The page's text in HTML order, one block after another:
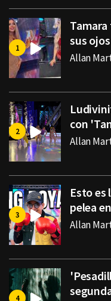
sus ojos
Allan
con
Allan
Esto es
pelea
Allan